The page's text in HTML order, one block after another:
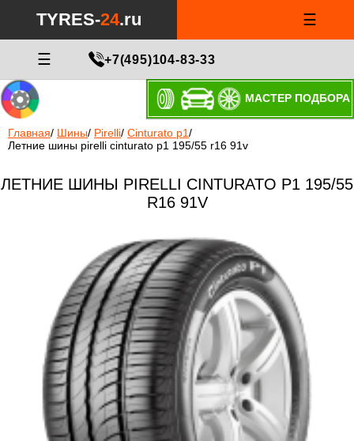
TYRES-24.ru ☰
☰ +7(495)104-83-33
МАСТЕР ПОДБОРА
Главная/ Шины/ Pirelli/ Cinturato p1/
Летние шины pirelli cinturato p1 195/55 r16 91v
ЛЕТНИЕ ШИНЫ PIRELLI CINTURATO P1 195/55
R16 91V